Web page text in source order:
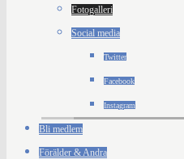
Fotogalleri
Social media
Twitter
Facebook
Instagram
Bli medlem
Förälder & Andra